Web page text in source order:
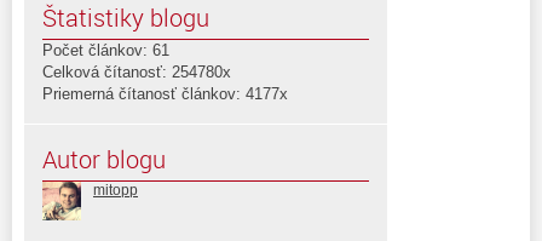
Štatistiky blogu
Počet článkov: 61
Celková čítanosť: 254780x
Priemerná čítanosť článkov: 4177x
Autor blogu
mitopp